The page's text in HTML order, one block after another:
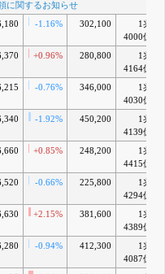
に関するお知らせ
-1.16% 302,100
1兆
4000億
+0.96% 280,800
1兆
4164億
-0.76% 346,000
1兆
4030億
-1.92% 450,200
1兆
4139億
+0.85% 248,200
1兆
4415億
-0.66% 225,800
1兆
4294億
+2.15% 381,600
1兆
4389億
-0.94% 412,300
1兆
4087億